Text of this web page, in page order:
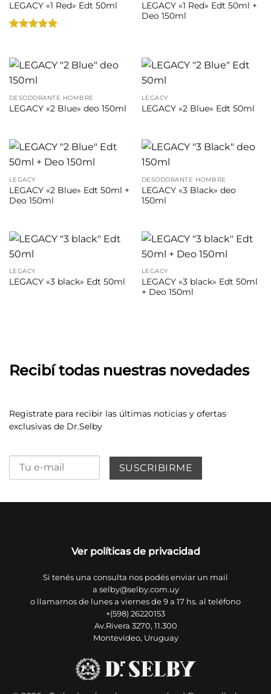
LEGACY «1 Red» Edt 50ml
LEGACY «1 Red» Edt 50ml +
Deo 150ml
DESODORANTE HOMBRE
LEGACY «2 Blue» deo 150ml
LEGACY
LEGACY «2 Blue» Edt 50ml
LEGACY
LEGACY «2 Blue» Edt 50ml +
Deo 150ml
DESODORANTE HOMBRE
LEGACY «3 Black» deo
150ml
LEGACY
LEGACY «3 black» Edt 50ml
LEGACY
LEGACY «3 black» Edt 50ml
+ Deo 150ml
Recibí todas nuestras novedades
Registrate para recibir las últimas noticias y ofertas
exclusivas de Dr.Selby
Ver políticas de privacidad
Si tenés una consulta nos podés enviar un mail
a selby@selby.com.uy
o llamarnos de lunes a viernes de 9 a 17 hs. al teléfono
+(598) 26220153
Av.Rivera 3270, 11.300
Montevideo, Uruguay